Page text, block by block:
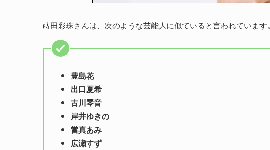
蒔田彩珠さんは、次のような芸能人に似ていると言われています。
豊島花
出口夏希
古川琴音
岸井ゆきの
當真あみ
広瀬すず